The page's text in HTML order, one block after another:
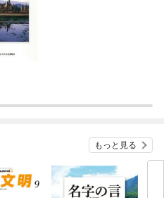
もっと見る